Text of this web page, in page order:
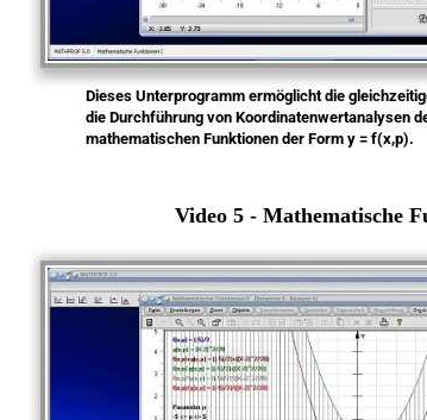
Dieses Unterprogramm ermöglicht die
die Durchführung von Koordinatenwertanalysen
mathematischen Funktionen der Form y = f(x,p).
Video 5 - Mathematische